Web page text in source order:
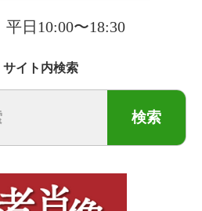
日10:00〜18:30
サイト内検索
検索